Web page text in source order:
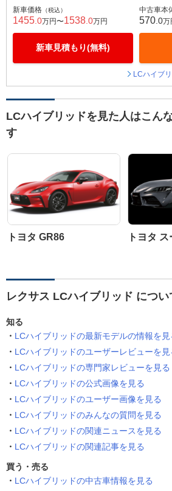
新車価格 （税込）
1455 .0万円〜1538 .0万円
新車見積もり(無料)
中古車本
570 .0万
LCハイブ
LCハイブリッドを見た人はこん
す
トヨタ GR86 トヨタ
レクサス LCハイブリッド につい
知る
LCハイブリッドの最新モデルの情報を見
LCハイブリッドのユーザーレビューを見
LCハイブリッドの専門家レビューを見る
LCハイブリッドの公式画像を見る
LCハイブリッドのユーザー画像を見る
LCハイブリッドのみんなの質問を見る
LCハイブリッドの関連ニュースを見る
LCハイブリッドの関連記事を見る
買う・売る
LCハイブリッドの中古車情報を見る